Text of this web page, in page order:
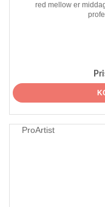
red mellow er
ProArtist